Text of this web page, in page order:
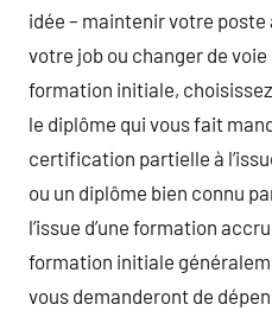
idée – maintenir votre
votre job ou changer de
formation initiale,
le diplôme qui vous fait
certification partielle à
ou un diplôme bien connu
l’issue d’une formation
formation initiale
vous demanderont de